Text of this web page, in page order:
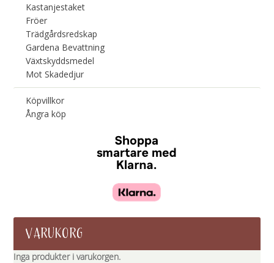
Kastanjestaket
Fröer
Trädgårdsredskap
Gardena Bevattning
Växtskyddsmedel
Mot Skadedjur
Köpvillkor
Ångra köp
VARUKORG
Inga produkter i varukorgen.